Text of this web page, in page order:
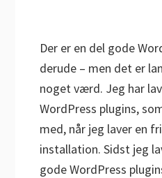
Der er en del gode
derude – men det er
noget værd. Jeg har
WordPress plugins,
med, når jeg laver en
installation. Sidst jeg
gode WordPress